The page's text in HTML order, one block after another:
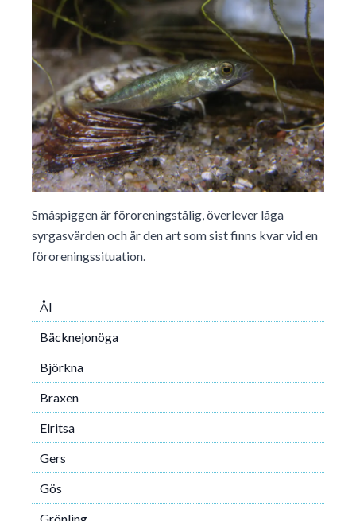
Småspiggen är föroreningstålig, överlever låga
syrgasvärden och är den art som sist finns kvar vid en
föroreningssituation.
Ål
Bäcknejonöga
Björkna
Braxen
Elritsa
Gers
Gös
Grönling